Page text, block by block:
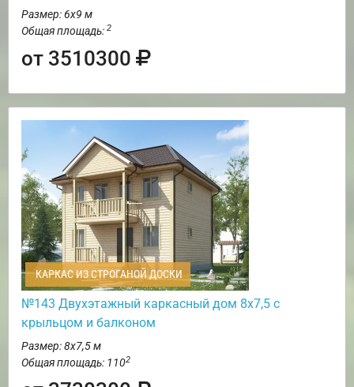
Размер: 6х9 м
Общая площадь: 2
от 3510300
КАРКАС ИЗ СТРОГАНОЙ ДОСКИ
№143 Двухэтажный каркасный дом 8х7,5 с
крыльцом и балконом
Размер: 8х7,5 м
Общая площадь: 1102